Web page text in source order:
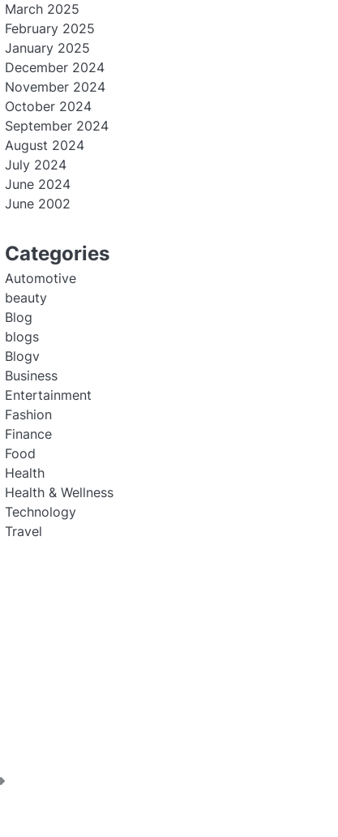
March 2025
February 2025
January 2025
December 2024
November 2024
October 2024
September 2024
August 2024
July 2024
June 2024
June 2002
Categories
Automotive
beauty
Blog
blogs
Blogv
Business
Entertainment
Fashion
Finance
Food
Health
Health & Wellness
Technology
Travel